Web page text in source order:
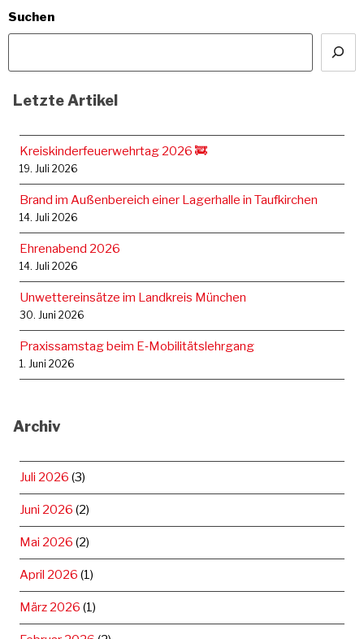
Suchen
Letzte Artikel
Kreiskinderfeuerwehrtag 2026 🚒
19. Juli 2026
Brand im Außenbereich einer Lagerhalle in Taufkirchen
14. Juli 2026
Ehrenabend 2026
14. Juli 2026
Unwettereinsätze im Landkreis München
30. Juni 2026
Praxissamstag beim E‑Mobilitätslehrgang
1. Juni 2026
Archiv
Juli 2026 (3)
Juni 2026 (2)
Mai 2026 (2)
April 2026 (1)
März 2026 (1)